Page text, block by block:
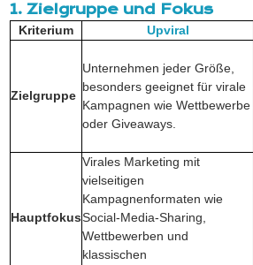
1. Zielgruppe und Fokus
Kriterium Upviral
Zielgruppe
Unternehmen jeder Größe,
besonders geeignet für virale
Kampagnen wie Wettbewerbe
oder Giveaways.
Hauptfokus
Virales Marketing mit
vielseitigen
Kampagnenformaten wie
Social-Media-Sharing,
Wettbewerben und
klassischen